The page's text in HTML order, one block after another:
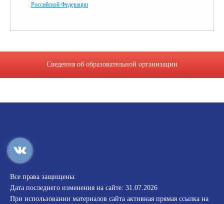
Российской Федерации
Сведения об образовательной организации
Все права защищены.
Дата последнего изменения на сайте: 31.07.2026
При использовании материалов сайта активная прямая ссылка на